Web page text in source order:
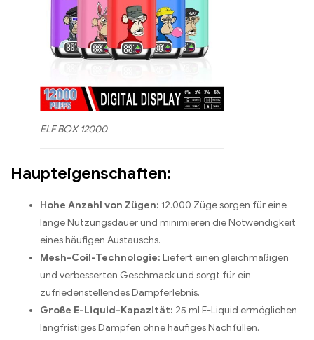
ELF BOX 12000
Haupteigenschaften:
Hohe Anzahl von Zügen: 12.000 Züge sorgen für eine
lange Nutzungsdauer und minimieren die Notwendigkeit
eines häufigen Austauschs.
Mesh-Coil-Technologie: Liefert einen gleichmäßigen
und verbesserten Geschmack und sorgt für ein
zufriedenstellendes Dampferlebnis.
Große E-Liquid-Kapazität: 25 ml E-Liquid ermöglichen
langfristiges Dampfen ohne häufiges Nachfüllen.